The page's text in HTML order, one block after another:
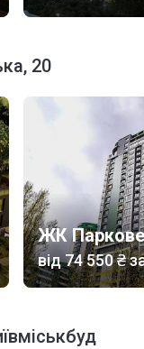
20
ЖК
від‍74 550 ₴